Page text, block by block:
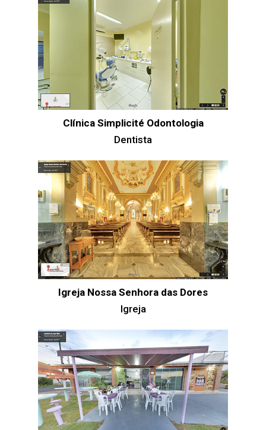
Clínica Simplicité Odontologia
Dentista
Igreja Nossa Senhora das Dores
Igreja